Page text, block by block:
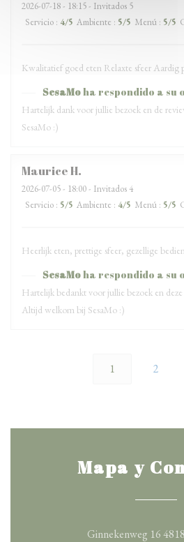
2026-07-18 - 18:15 - Invitados 5
Servicio : 4/5 Ambiente : 5/5 Menú : 5/5
Kwalitatief goed eten Relaxte sfeer Aardig
SesaMoha respondido a su
Hartelijk dank voor jullie bezoek en de
SesaMo :)
MauriceH
2026-07-05 - 18:00 - Invitados 4
Servicio : 5/5 Ambiente : 4/5 Menú : 5/5
Heerlijk eten, prettige sfeer, gezellige
SesaMoha respondido a su
Hartelijk bedankt voor jullie bezoek en
Altijd welkom bij SesaMo :)
1 2
Mapa y
Ginnekenweg 16